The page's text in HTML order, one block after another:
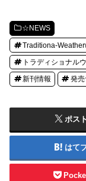
☆NEWS
Traditiona-
トラディショナル
新刊情報 発
ポスト
はて